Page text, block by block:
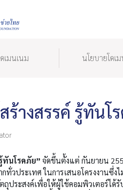
ดเมนเนม นโยบายโดเ
ร้างสรรค์ รู้ทันโ
ทันโรคภัย” จัดขึ้นตั้งแต่ กันยายน
วประเทศ ในการเสนอโครงงานซึ่ง
ถุประสงค์เพื่อให้ผู้ใช้คอมพิวเตอร์ได้